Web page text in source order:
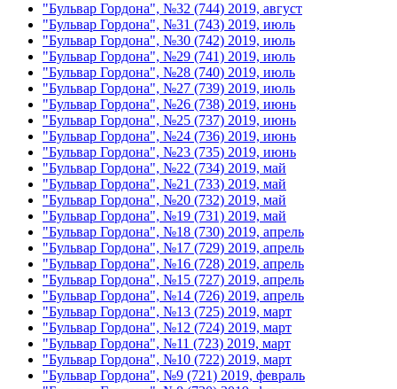
"Бульвар Гордона", №32 (744) 2019, август
"Бульвар Гордона", №31 (743) 2019, июль
"Бульвар Гордона", №30 (742) 2019, июль
"Бульвар Гордона", №29 (741) 2019, июль
"Бульвар Гордона", №28 (740) 2019, июль
"Бульвар Гордона", №27 (739) 2019, июль
"Бульвар Гордона", №26 (738) 2019, июнь
"Бульвар Гордона", №25 (737) 2019, июнь
"Бульвар Гордона", №24 (736) 2019, июнь
"Бульвар Гордона", №23 (735) 2019, июнь
"Бульвар Гордона", №22 (734) 2019, май
"Бульвар Гордона", №21 (733) 2019, май
"Бульвар Гордона", №20 (732) 2019, май
"Бульвар Гордона", №19 (731) 2019, май
"Бульвар Гордона", №18 (730) 2019, апрель
"Бульвар Гордона", №17 (729) 2019, апрель
"Бульвар Гордона", №16 (728) 2019, апрель
"Бульвар Гордона", №15 (727) 2019, апрель
"Бульвар Гордона", №14 (726) 2019, апрель
"Бульвар Гордона", №13 (725) 2019, март
"Бульвар Гордона", №12 (724) 2019, март
"Бульвар Гордона", №11 (723) 2019, март
"Бульвар Гордона", №10 (722) 2019, март
"Бульвар Гордона", №9 (721) 2019, февраль